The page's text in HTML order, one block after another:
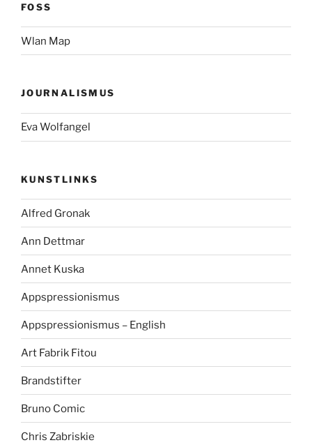
FOSS
Wlan Map
JOURNALISMUS
Eva Wolfangel
KUNSTLINKS
Alfred Gronak
Ann Dettmar
Annet Kuska
Appspressionismus
Appspressionismus – English
Art Fabrik Fitou
Brandstifter
Bruno Comic
Chris Zabriskie